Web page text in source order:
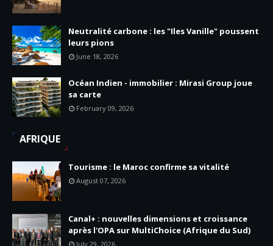
Neutralité carbone : les "Iles Vanille" poussent
leurs pions
June 18, 2026
Océan Indien - immobilier : Mirasi Group joue
sa carte
February 09, 2026
AFRIQUE
Tourisme : le Maroc confirme sa vitalité
August 07, 2026
Canal+ : nouvelles dimensions et croissance
après l'OPA sur MultiChoice (Afrique du Sud)
July 29, 2026